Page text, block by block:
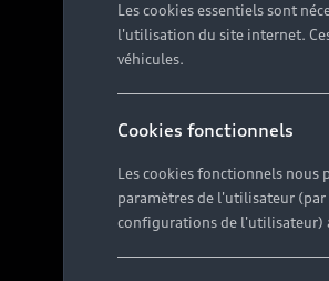
Les cookies essentiels sont
l'utilisation du site internet.
véhicules.
Cookies fonctionnels
Les cookies fonctionnels nous
paramètres de l'utilisateur
configurations de l'utilisateur)